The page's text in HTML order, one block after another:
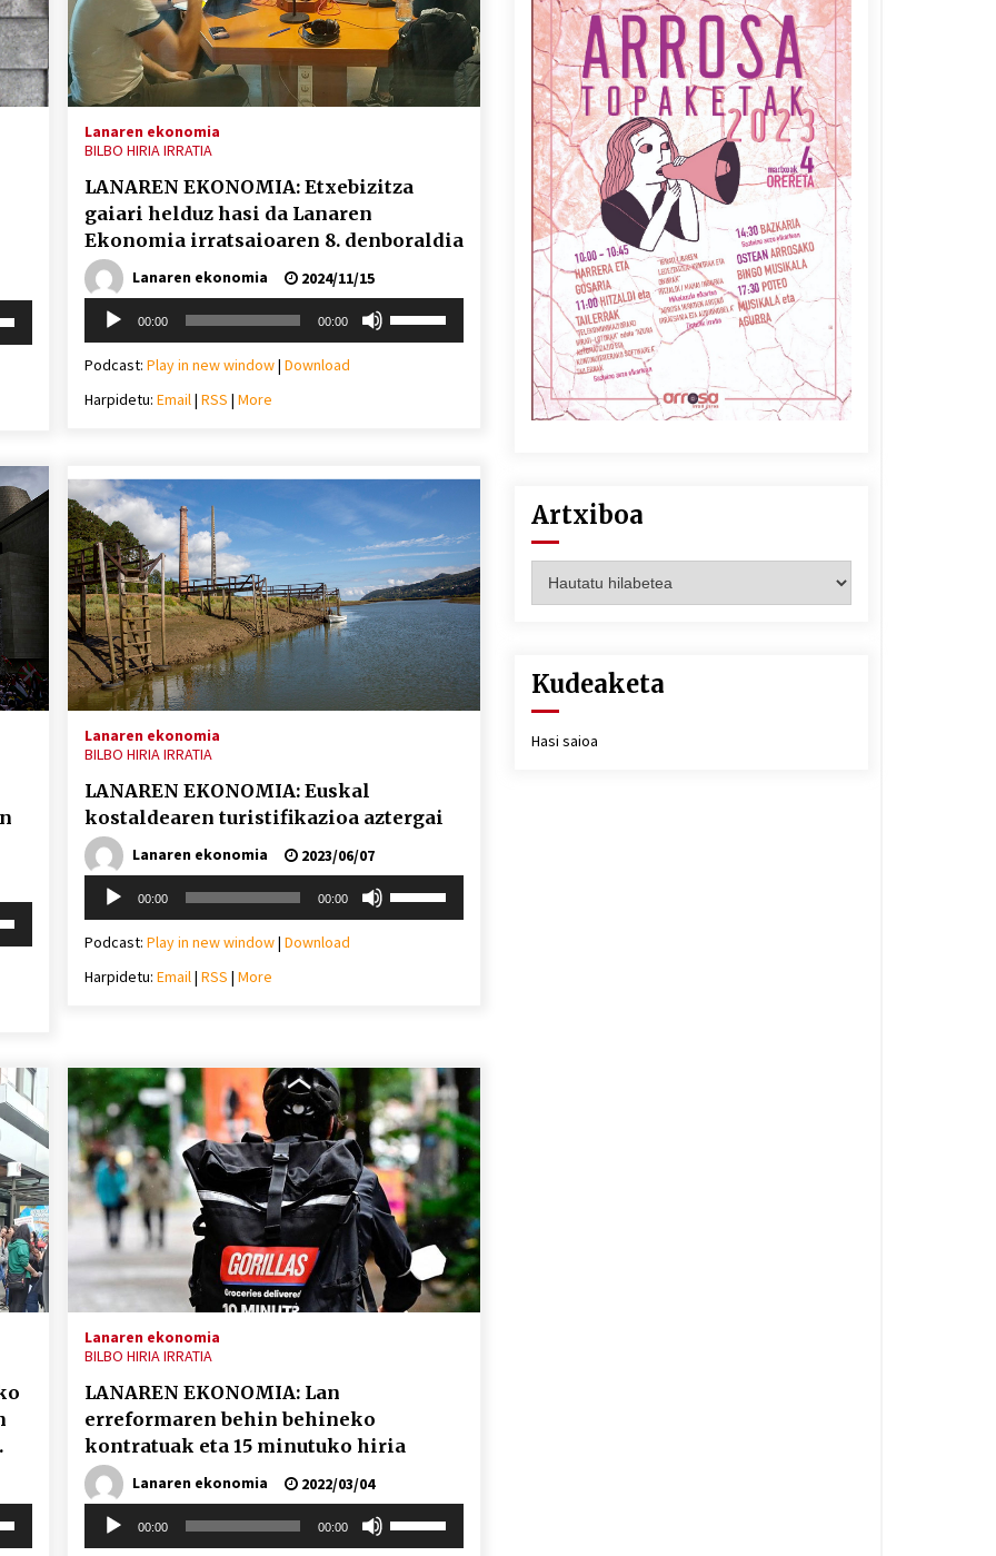
Arrosa sareko IX. topaketak!
2021/10/13
Azaroak 6 Iurretan Arrosa
sarearen IX. topaketak
2021/10/04
Arrosari buruzko erreportaia
2021/07/16
Berria egunkarian
elkarrizketa Arrosaren 20
urteez
2021/07/06
Zebrabidearen denboraldi
amaiera EHZtik
2021/07/01
Arrosaren laburpen bideoa
Hamaika Telebistaren eskutik
2021/06/30
Lanaren ekonomia
BILBO HIRIA IRRATIA
LANAREN EKONOMIA: Etxebizitza
gaiari helduz hasi da Lanaren
Ekonomia irratsaioaren 8. denboraldia
Lanaren ekonomia
2024/11/15
Soinu
erreproduzigailua
00:00 00:00
Podcast: Play in new window| Download
Harpidetu: Email| RSS | More
Lanaren ekonomia
BILBO HIRIA IRRATIA
LANAREN EKONOMIA: Euskal
kostaldearen turistifikazioa aztergai
Lanaren ekonomia
2023/06/07
Soinu
erreproduzigailua
00:00 00:00
Podcast: Play in new window| Download
Harpidetu: Email| RSS | More
Lanaren ekonomia
BILBO HIRIA IRRATIA
LANAREN EKONOMIA: Lan
erreformaren behin behineko
kontratuak eta 15 minutuko hiria
Lanaren ekonomia
2022/03/04
Soinu
erreproduzigailua
00:00 00:00
Artxiboa
Kudeaketa
Hasi saioa